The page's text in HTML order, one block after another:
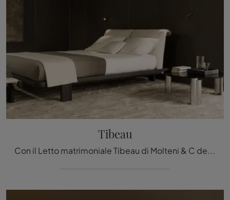
Tibeau
Con il Letto matrimoniale Tibeau di Molteni & C del noto e rinomato marchio, specialista del settore, potrai impreziosire la tua zona notte ...